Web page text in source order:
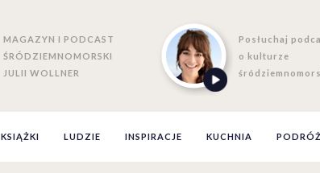
MAGAZYN I PODCAST
ŚRÓDZIEMNOMORSKI
JULII WOLLNER
Posłuchaj
o kulturze
KSIĄŻKI LUDZIE INSPIRACJE KUCHNIA